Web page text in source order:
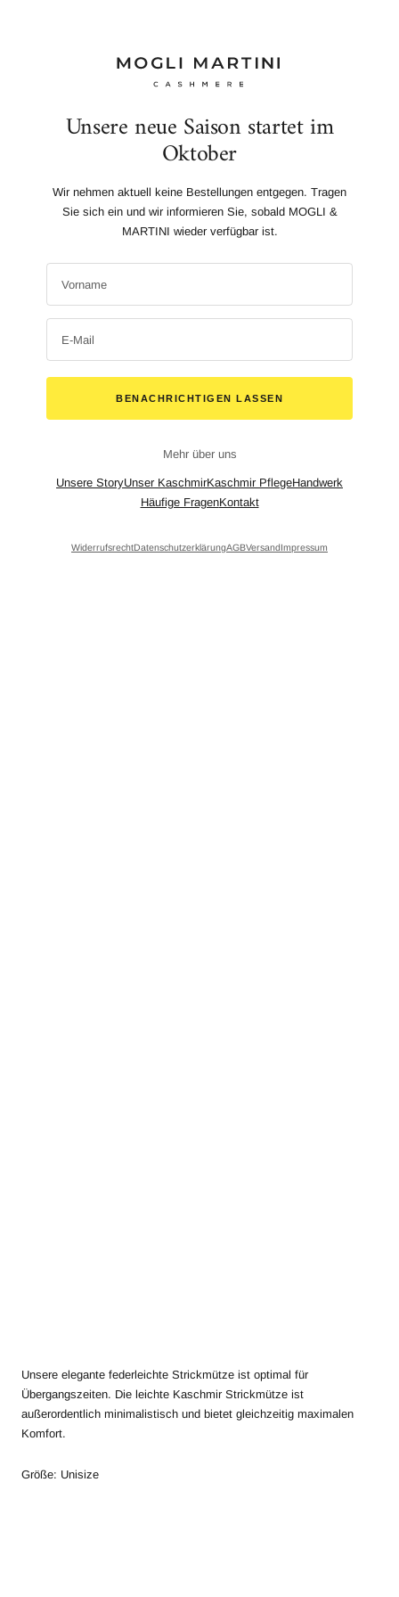
Unsere neue Saison startet im
Oktober
Wir nehmen aktuell keine Bestellungen entgegen. Tragen
Sie sich ein und wir informieren Sie, sobald MOGLI &
MARTINI wieder verfügbar ist.
Vorname
E-Mail
BENACHRICHTIGEN LASSEN
Mehr über uns
Unsere StoryUnser KaschmirKaschmir PflegeHandwerk
Häufige FragenKontakt
WiderrufsrechtDatenschutzerklärungAGBVersandImpressum
Unsere elegante federleichte Strickmütze ist optimal für
Übergangszeiten. Die leichte Kaschmir Strickmütze ist
außerordentlich minimalistisch und bietet gleichzeitig maximalen
Komfort.
Größe: Unisize